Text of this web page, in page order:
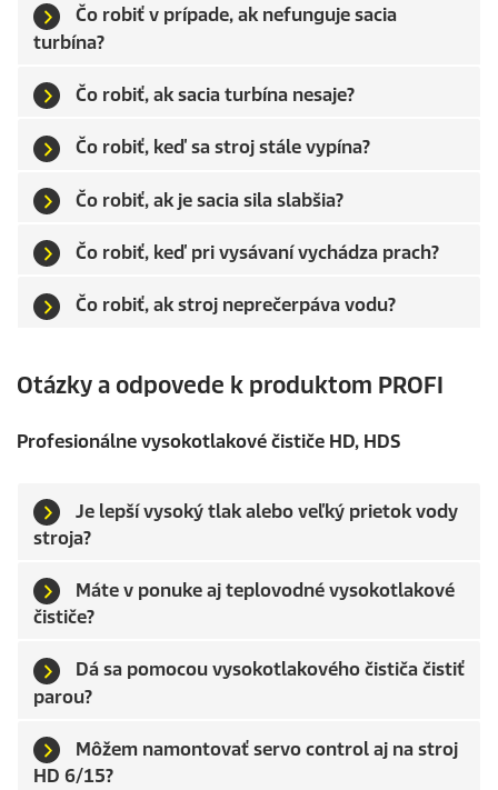
Čo robiť v prípade, ak nefunguje sacia
turbína?
Čo robiť, ak sacia turbína nesaje?
Čo robiť, keď sa stroj stále vypína?
Čo robiť, ak je sacia sila slabšia?
Čo robiť, keď pri vysávaní vychádza prach?
Čo robiť, ak stroj neprečerpáva vodu?
Otázky a odpovede k produktom PROFI
Profesionálne vysokotlakové čističe HD, HDS
Je lepší vysoký tlak alebo veľký prietok vody
stroja?
Máte v ponuke aj teplovodné vysokotlakové
čističe?
Dá sa pomocou vysokotlakového čističa čistiť
parou?
Môžem namontovať servo control aj na stroj
HD 6/15?